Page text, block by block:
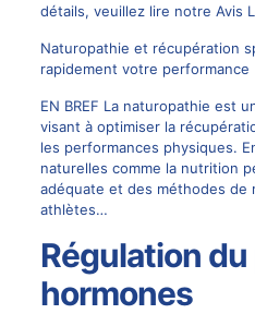
détails, veuillez lire notre Avis
Naturopathie et récupération
rapidement votre performance
EN BREF La naturopathie est
visant à optimiser la
les performances physiques.
naturelles comme la nutrition
adéquate et des méthodes de
athlètes…
Régulation
hormones